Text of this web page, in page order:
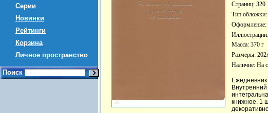
Серии
Новинки
Рейтинги
Корзина
Личное пространство
Поиск
Страниц: 320
Тип
Оформление:
Масса: 370 г
Размеры:
Наличие: На
книжное. 1